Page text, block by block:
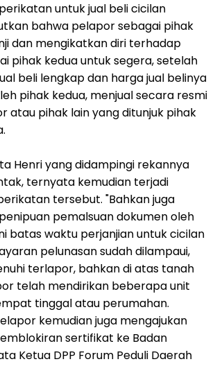
untuk jual beli cicilan
bahwa pelapor sebagai pihak
dan mengikatkan diri terhadap
pihak kedua untuk segera, setelah
beli lengkap dan harga jual belinya
pihak kedua, menjual secara resmi
atau pihak lain yang ditunjuk pihak
Henri yang didampingi rekannya
ternyata kemudian terjadi
tersebut. "Bahkan juga
pemalsuan dokumen oleh
batas waktu perjanjian untuk cicilan
pelunasan sudah dilampaui,
terlapor, bahkan di atas tanah
telah mendirikan beberapa unit
tinggal atau perumahan.
kemudian juga mengajukan
sertifikat ke Badan
Ketua DPP Forum Peduli Daerah